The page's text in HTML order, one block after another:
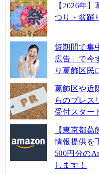
【2026年
つり・盆踊
短期間で集
広告」で今
り葛飾区民
葛飾区や近
らのプレス
受付スター
【東京都
情報提供を
500円分の
します！